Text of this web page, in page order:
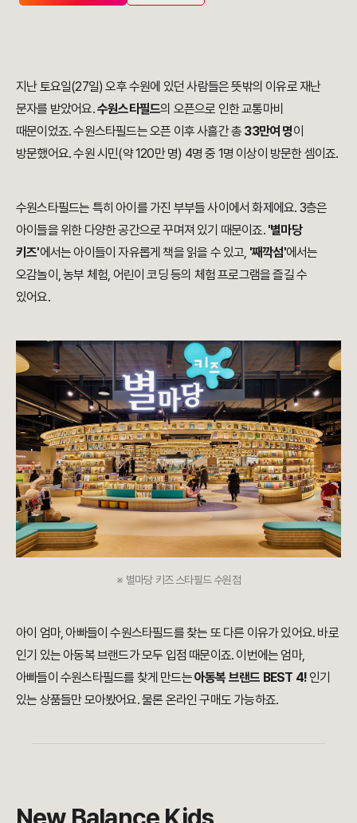
지난 토요일(27일) 오후 수원에 있던 사람들은 뜻밖의 이유로 재난
문자를 받았어요.수원스타필드의 오픈으로 인한 교통마비
때문이었죠. 수원스타필드는 오픈 이후 사흘간 총 33만여 명이
방문했어요. 수원 시민(약 120만 명) 4명 중 1명 이상이 방문한 셈이죠.
수원스타필드는 특히 아이를 가진 부부들 사이에서 화제에요. 3층은
아이들을 위한 다양한 공간으로 꾸며져 있기 때문이죠. '별마당
키즈'에서는 아이들이 자유롭게 책을 읽을 수 있고, '째깍섬'에서는
오감놀이, 농부 체험, 어린이 코딩 등의 체험 프로그램을 즐길 수
있어요.
※ 별마당 키즈 스타필드 수원점
아이 엄마, 아빠들이 수원스타필드를 찾는 또 다른 이유가 있어요. 바로
인기 있는 아동복 브랜드가 모두 입점 때문이죠. 이번에는엄마,
아빠들이 수원스타필드를 찾게 만드는아동복 브랜드 BEST 4! 인기
있는 상품들만 모아봤어요. 물론 온라인 구매도 가능하죠.